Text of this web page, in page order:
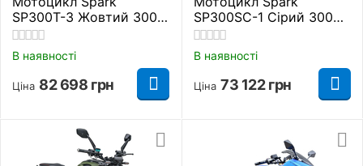
SP300T-3 Жовтий 300
куб. см.
В наявності
Ціна 82 698 грн
SP300SC-1 Сірий 300
куб. см.
В наявності
Ціна 73 122 грн